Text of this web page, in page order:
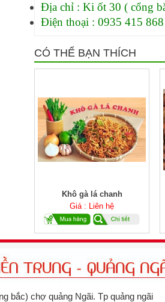
Địa chỉ : Ki ốt 30 ( cổng
Điện thoại : 0935 415 868
CÓ THỂ BẠN THÍCH
Khô gà lá chanh
Giá : Liên hệ
bắc) chợ quảng Ngãi. Tp quảng ngãi